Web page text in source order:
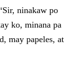
ninakaw po
ko, minana pa
may papeles, at